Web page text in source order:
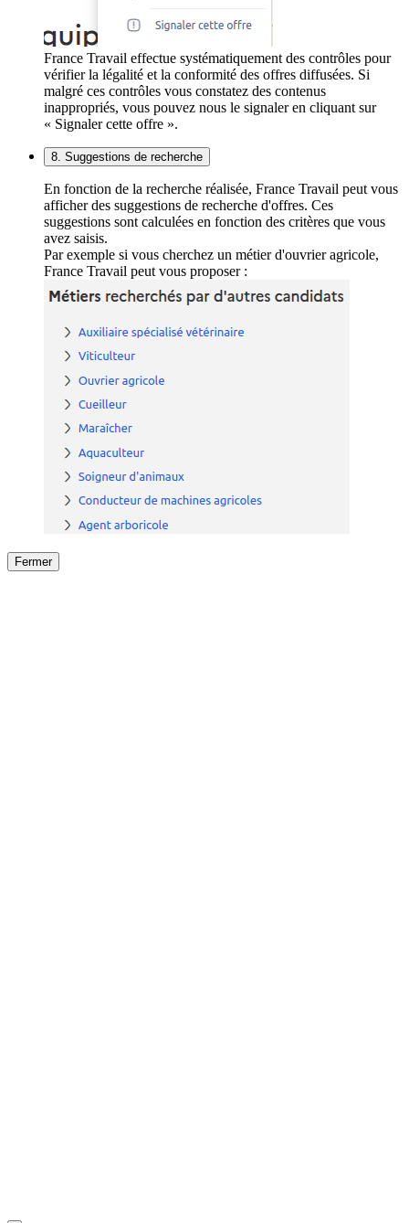
France Travail effectue systématiquement des contrôles pour
vérifier la légalité et la conformité des offres diffusées. Si
malgré ces contrôles vous constatez des contenus
inappropriés, vous pouvez nous le signaler en cliquant sur
« Signaler cette offre ».
8. Suggestions de recherche
En fonction de la recherche réalisée, France Travail peut vous
afficher des suggestions de recherche d'offres. Ces
suggestions sont calculées en fonction des critères que vous
avez saisis.
Par exemple si vous cherchez un métier d'ouvrier agricole,
France Travail peut vous proposer :
Fermer